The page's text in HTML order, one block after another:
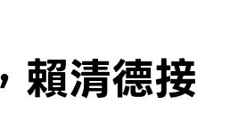
賴清德接